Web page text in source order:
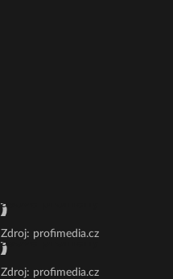
Zdroj: profimedia.cz
Zdroj: profimedia.cz